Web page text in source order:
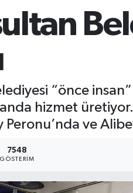
“önce
hizmet
Peronu’nda ve
7548
GÖSTERIM